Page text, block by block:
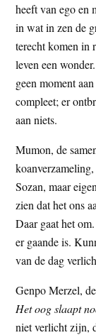
heeft van ego en
in wat in zen de
terecht komen in
leven een
geen moment
compleet; er
aan niets.
Mumon, de
Sozan, maar
zien dat het ons
Daar gaat het
er gaande is.
van de dag
Genpo Merzel,
Het oog slaapt
niet verlicht zijn,